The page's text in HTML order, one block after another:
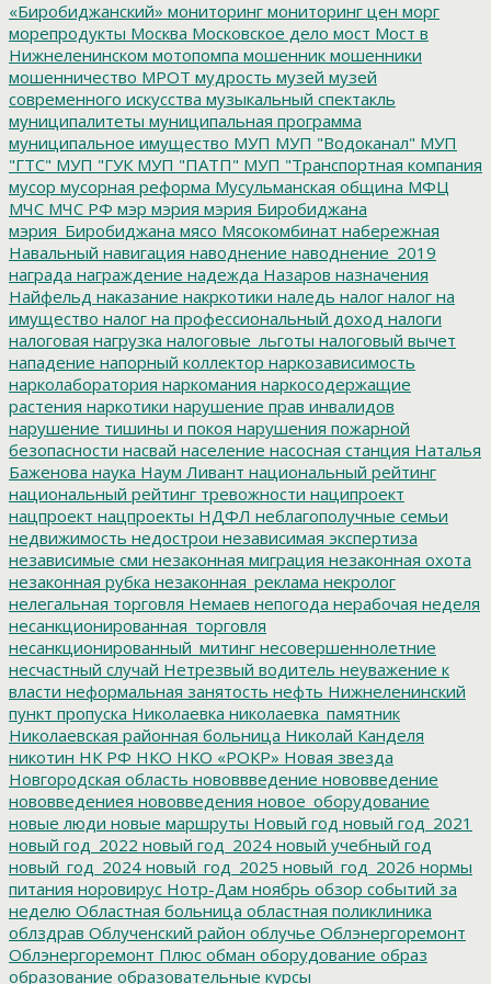
«Биробиджанский» мониторинг мониторинг цен морг
морепродукты Москва Московское дело мост Мост в
Нижнеленинском мотопомпа мошенник мошенники
мошенничество МРОТ мудрость музей музей
современного искусства музыкальный спектакль
муниципалитеты муниципальная программа
муниципальное имущество МУП МУП "Водоканал" МУП
"ГТС" МУП "ГУК МУП "ПАТП" МУП "Транспортная компания
мусор мусорная реформа Мусульманская община МФЦ
МЧС МЧС РФ мэр мэрия мэрия Биробиджана
мэрия_Биробиджана мясо Мясокомбинат набережная
Навальный навигация наводнение наводнение_2019
награда награждение надежда Назаров назначения
Найфельд наказание накркотики наледь налог налог на
имущество налог на профессиональный доход налоги
налоговая нагрузка налоговые_льготы налоговый вычет
нападение напорный коллектор наркозависимость
нарколаборатория наркомания наркосодержащие
растения наркотики нарушение прав инвалидов
нарушение тишины и покоя нарушения пожарной
безопасности насвай население насосная станция Наталья
Баженова наука Наум Ливант национальный рейтинг
национальный рейтинг тревожности наципроект
нацпроект нацпроекты НДФЛ неблагополучные семьи
недвижимость недострои независимая экспертиза
независимые сми незаконная миграция незаконная охота
незаконная рубка незаконная_реклама некролог
нелегальная торговля Немаев непогода нерабочая неделя
несанкционированная_торговля
несанкционированный_митинг несовершеннолетние
несчастный случай Нетрезвый водитель неуважение к
власти неформальная занятость нефть Нижнеленинский
пункт пропуска Николаевка николаевка_памятник
Николаевская районная больница Николай Канделя
никотин НК РФ НКО НКО «РОКР» Новая звезда
Новгородская область нововвведение нововведение
нововведениея нововведения новое_оборудование
новые люди новые маршруты Новый год новый год_2021
новый год_2022 новый год_2024 новый учебный год
новый_год_2024 новый_год_2025 новый_год_2026 нормы
питания норовирус Нотр-Дам ноябрь обзор событий за
неделю Областная больница областная поликлиника
облздрав Облученский район облучье Облэнергоремонт
Облэнергоремонт Плюс обман оборудование образ
образование образовательные курсы